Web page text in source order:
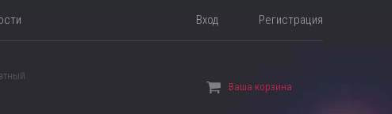
Вход Регистрация
Ваша корзина